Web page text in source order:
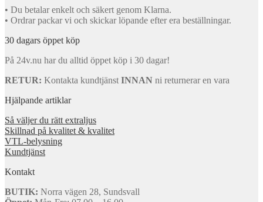
• Du betalar enkelt och säkert genom Klarna.
• Ordrar packar vi och skickar löpande efter era beställningar.
30 dagars öppet köp
På 24v.nu har du alltid öppet köp i 30 dagar!
RETUR: Kontakta kundtjänst INNAN ni returnerar en vara
Hjälpande artiklar
Så väljer du rätt extraljus
Skillnad på kvalitet & kvalitet
VTL-belysning
Kundtjänst
Kontakt
BUTIK: Norra vägen 28, Sundsvall